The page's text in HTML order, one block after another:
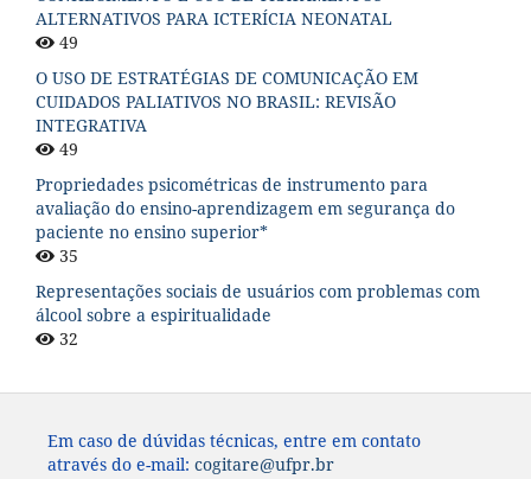
ALTERNATIVOS PARA ICTERÍCIA NEONATAL
49
O USO DE ESTRATÉGIAS DE COMUNICAÇÃO EM
CUIDADOS PALIATIVOS NO BRASIL: REVISÃO
INTEGRATIVA
49
Propriedades psicométricas de instrumento para
avaliação do ensino-aprendizagem em segurança do
paciente no ensino superior*
35
Representações sociais de usuários com problemas com
álcool sobre a espiritualidade
32
Em caso de dúvidas técnicas, entre em contato
através do e-mail: cogitare@ufpr.br